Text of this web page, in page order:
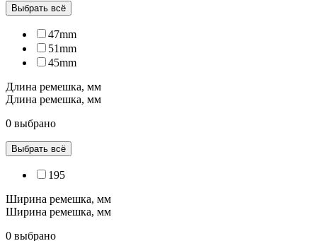
Выбрать всё
47mm
51mm
45mm
Длина ремешка, мм
Длина ремешка, мм
0 выбрано
Выбрать всё
195
Ширина ремешка, мм
Ширина ремешка, мм
0 выбрано